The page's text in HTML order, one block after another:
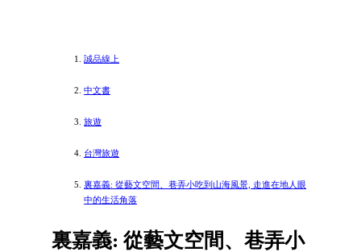
誠品線上
中文書
旅遊
台灣旅遊
裏嘉義: 從藝文空間、巷弄小吃到山海風景, 走進在地人眼
中的生活角落
裏嘉義: 從藝文空間、巷弄小